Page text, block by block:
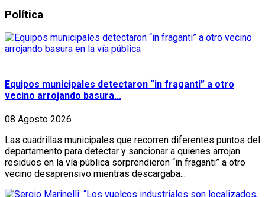
Política
Equipos municipales detectaron “in fraganti” a otro
vecino arrojando basura...
08 Agosto 2026
Las cuadrillas municipales que recorren diferentes puntos del
departamento para detectar y sancionar a quienes arrojan
residuos en la vía pública sorprendieron “in fraganti” a otro
vecino desaprensivo mientras descargaba...